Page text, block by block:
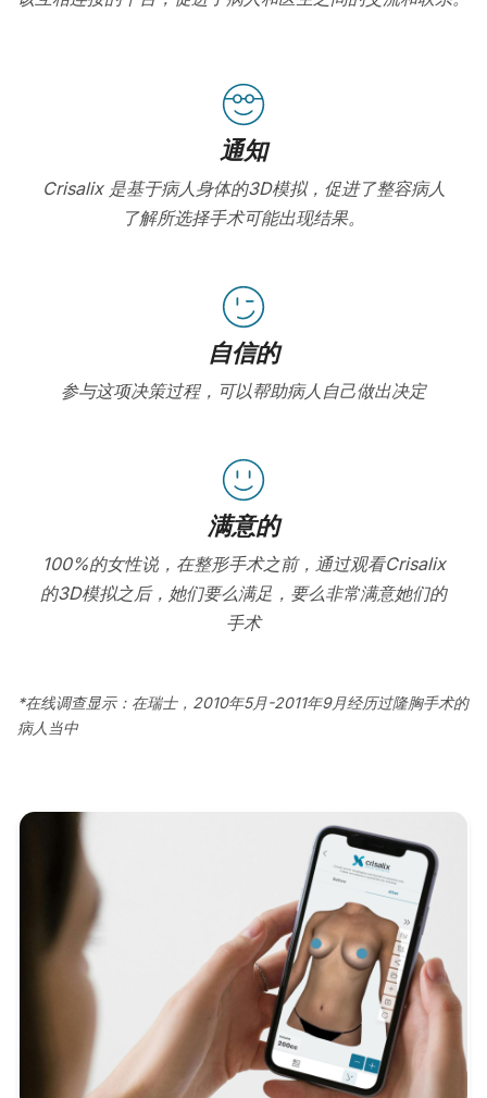
通知
Crisalix 是基于病人身体的3D模拟，促进了整容病人
了解所选择手术可能出现结果。
自信的
参与这项决策过程，可以帮助病人自己做出决定
满意的
100%的女性说，在整形手术之前，通过观看Crisalix
的3D模拟之后，她们要么满足，要么非常满意她们的
手术
*在线调查显示：在瑞士，2010年5月-2011年9月经历过隆胸手术的
病人当中